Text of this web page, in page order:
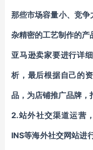
那些市场容量小、竞争
杂精密的工艺制作的产
亚马逊卖家要进行详
析，最后根据自己的
品，为店铺推广品牌，
2.站外社交渠道运营
INS等海外社交网站进